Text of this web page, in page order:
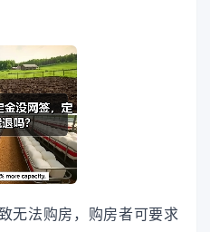
无法购房，购房者可要求